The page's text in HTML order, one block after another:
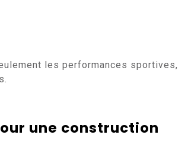
les performances sportives,
une construction